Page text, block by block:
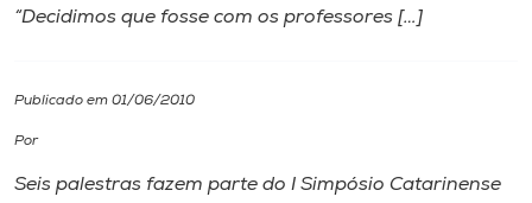
I.nova
Diplomados
“Decidimos que fosse com os professores […]
Publicado em 01/06/2010
Por
Seis palestras fazem parte do I Simpósio Catarinense